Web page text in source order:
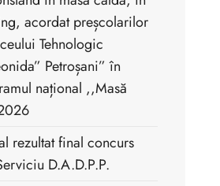
acordat preșcolarilor
Tehnologic
Petroșani” în
național ,,Masă
rezultat final concurs
D.A.D.P.P.